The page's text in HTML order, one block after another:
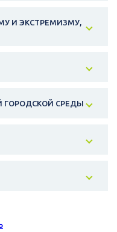
И ЭКСТРЕМИЗМУ,
ГОРОДСКОЙ СРЕДЫ